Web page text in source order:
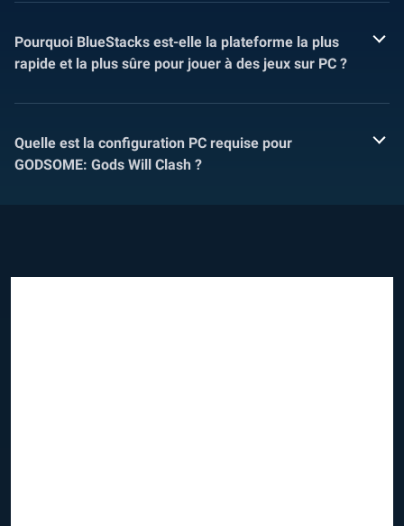
Pourquoi BlueStacks est-elle la plateforme la plus
rapide et la plus sûre pour jouer à des jeux sur PC ?
Quelle est la configuration PC requise pour
GODSOME: Gods Will Clash ?